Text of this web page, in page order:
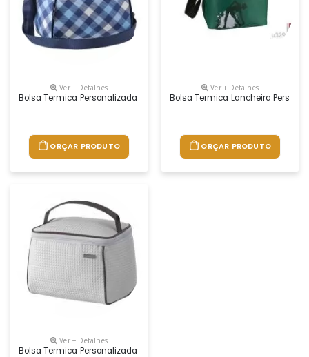
Ver + Detalhes
Bolsa Termica Personalizada Promocional Com Logo
ORÇAR PRODUTO
Ver + Detalhes
Bolsa Termica Lancheira
ORÇAR PRODUTO
Ver + Detalhes
Bolsa Termica Personalizada Promocional